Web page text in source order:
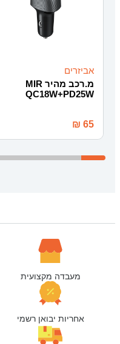
אביזרים
מ.רכב מהיר MIR
QC18W+PD25W
₪ 65
מעבדה מקצועית
אחריות יבואן רשמי